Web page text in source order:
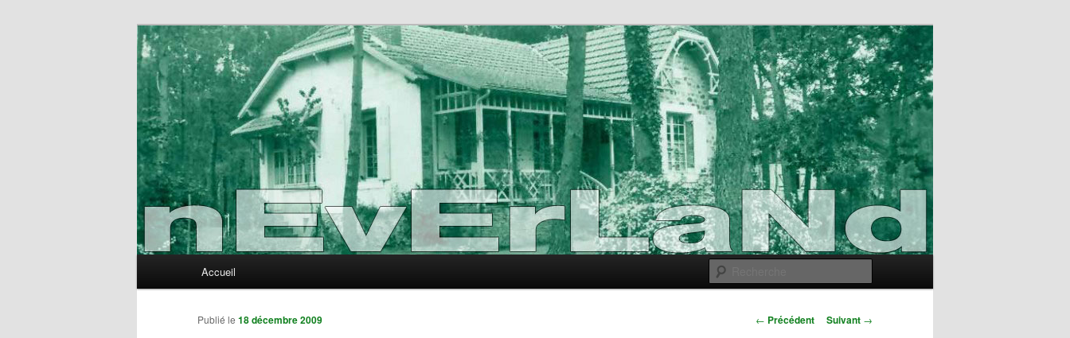
nEvErLaNd
Accueil
Navigation
← Précédent Suivant →
Publié le 18 décembre 2009